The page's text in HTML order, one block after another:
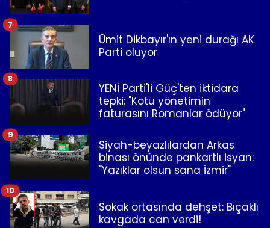
Ümit Dikbayır'ın yeni durağı AK
Parti oluyor
7
YENİ Parti'li Güç'ten iktidara
tepki: "Kötü yönetimin
faturasını Romanlar ödüyor"
8
Siyah-beyazlılardan Arkas
binası önünde pankartlı isyan:
"Yazıklar olsun sana İzmir"
9
Sokak ortasında dehşet: Bıçaklı
kavgada can verdi!
10